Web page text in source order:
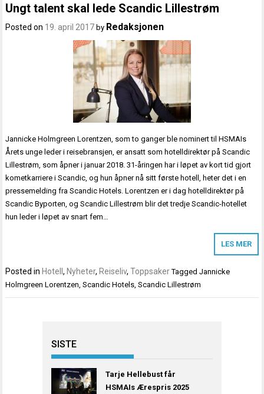
Ungt talent skal lede Scandic Lillestrøm
Posted on 19. april 2017 by Redaksjonen
Jannicke Holmgreen Lorentzen, som to ganger ble nominert til HSMAIs
Årets unge leder i reisebransjen, er ansatt som hotelldirektør på Scandic
Lillestrøm, som åpner i januar 2018. 31-åringen har i løpet av kort tid gjort
kometkarriere i Scandic, og hun åpner nå sitt første hotell, heter det i en
pressemelding fra Scandic Hotels. Lorentzen er i dag hotelldirektør på
Scandic Byporten, og Scandic Lillestrøm blir det tredje Scandic-hotellet
hun leder i løpet av snart fem…
LES MER
Posted in Hotell, Nyheter, Reiseliv,Toppsaker TaggedJannicke
Holmgreen Lorentzen,Scandic Hotels,Scandic Lillestrøm
SISTE
Tarje Hellebust får
HSMAIs Ærespris 2025